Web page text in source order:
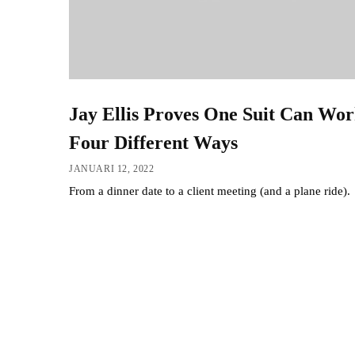
Jay Ellis Proves One Suit Can
Four Different Ways
JANUARI 12, 2022
From a dinner date to a client meeting (and a plane ride).